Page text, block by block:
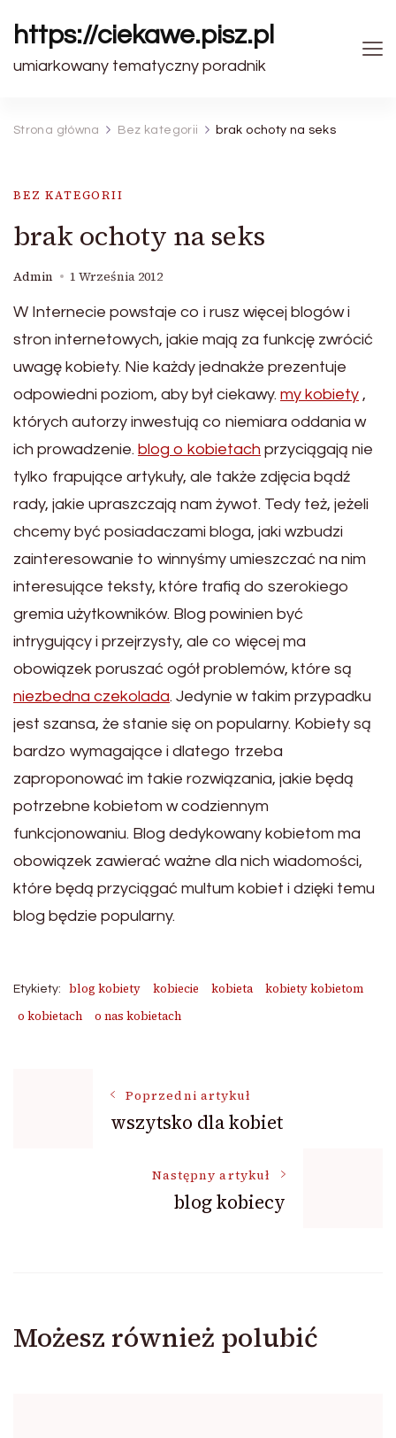
https://ciekawe.pisz.pl
umiarkowany tematyczny poradnik
Strona główna Bez kategorii brak ochoty na seks
BEZ KATEGORII
brak ochoty na seks
Admin 1 Września 2012
W Internecie powstaje co i rusz więcej blogów i
stron internetowych, jakie mają za funkcję zwrócić
uwagę kobiety. Nie każdy jednakże prezentuje
odpowiedni poziom, aby był ciekawy. my kobiety ,
których autorzy inwestują co niemiara oddania w
ich prowadzenie. blog o kobietach przyciągają nie
tylko frapujące artykuły, ale także zdjęcia bądź
rady, jakie upraszczają nam żywot. Tedy też, jeżeli
chcemy być posiadaczami bloga, jaki wzbudzi
zainteresowanie to winnyśmy umieszczać na nim
interesujące teksty, które trafią do szerokiego
gremia użytkowników. Blog powinien być
intrygujący i przejrzysty, ale co więcej ma
obowiązek poruszać ogół problemów, które są
niezbedna czekolada. Jedynie w takim przypadku
jest szansa, że stanie się on popularny. Kobiety są
bardzo wymagające i dlatego trzeba
zaproponować im takie rozwiązania, jakie będą
potrzebne kobietom w codziennym
funkcjonowaniu. Blog dedykowany kobietom ma
obowiązek zawierać ważne dla nich wiadomości,
które będą przyciągać multum kobiet i dzięki temu
blog będzie popularny.
Etykiety: blog kobiety kobiecie kobieta
kobiety kobietom
o kobietach
o nas kobietach
NawigacjaPoprzedni artykuł
wszytsko dla kobiet
Następny artykuł
blog kobiecy
Możesz również polubić